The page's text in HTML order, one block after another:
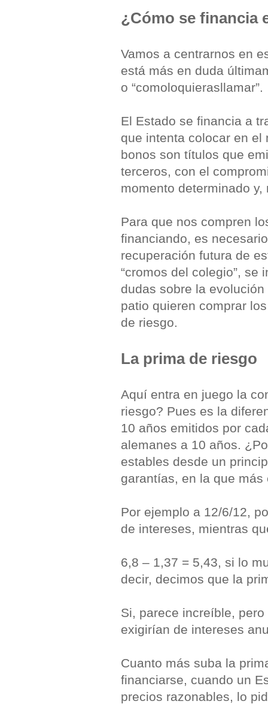
¿Cómo se financia
Vamos a centrarnos en
está más en duda
o “comoloquierasllamar”.
El Estado se financia a
que intenta colocar en el
bonos son títulos que
terceros, con el
momento determinado
Para que nos compren
financiando, es
recuperación futura de
“cromos del colegio”, se
dudas sobre la
patio quieren comprar
de riesgo.
La prima de riesgo
Aquí entra en juego la
riesgo? Pues es la
10 años emitidos por
alemanes a 10 años.
estables desde un
garantías, en la que más
Por ejemplo a 12/6/12,
de intereses, mientras
6,8 – 1,37 = 5,43, si lo
decir, decimos que la
Si, parece increíble,
exigirían de intereses
Cuanto más suba la
financiarse, cuando un
precios razonables, lo